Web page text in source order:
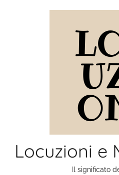
Locuzioni e
Il significato